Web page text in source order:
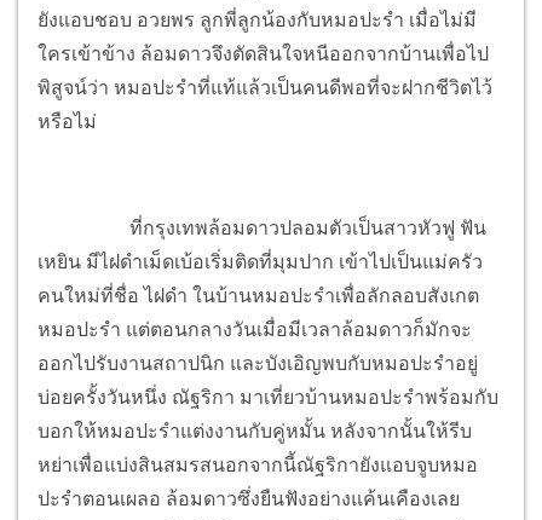
ยังแอบชอบ อวยพร ลูกพี่ลูกน้องกับหมอปะรำ เมื่อไม่มี
ใครเข้าข้าง ล้อมดาวจึงตัดสินใจหนีออกจากบ้านเพื่อไป
พิสูจน์ว่า หมอปะรำที่แท้แล้วเป็นคนดีพอที่จะฝากชีวิตไว้
หรือไม่
ที่กรุงเทพล้อมดาวปลอมตัวเป็นสาวหัวฟู ฟัน
เหยิน มีไฝดำเม็ดเบ้อเริ่มติดที่มุมปาก เข้าไปเป็นแม่ครัว
คนใหม่ที่ชื่อ ไฝดำ ในบ้านหมอปะรำเพื่อลักลอบสังเกต
หมอปะรำ แต่ตอนกลางวันเมื่อมีเวลาล้อมดาวก็มักจะ
ออกไปรับงานสถาปนิก และบังเอิญพบกับหมอปะรำอยู่
บ่อยครั้งวันหนึ่ง ณัฐริกา มาเที่ยวบ้านหมอปะรำพร้อมกับ
บอกให้หมอปะรำแต่งงานกับคู่หมั้น หลังจากนั้นให้รีบ
หย่าเพื่อแบ่งสินสมรสนอกจากนี้ณัฐริกายังแอบจูบหมอ
ปะรำตอนเผลอ ล้อมดาวซึ่งยืนฟังอย่างแค้นเคืองเลย